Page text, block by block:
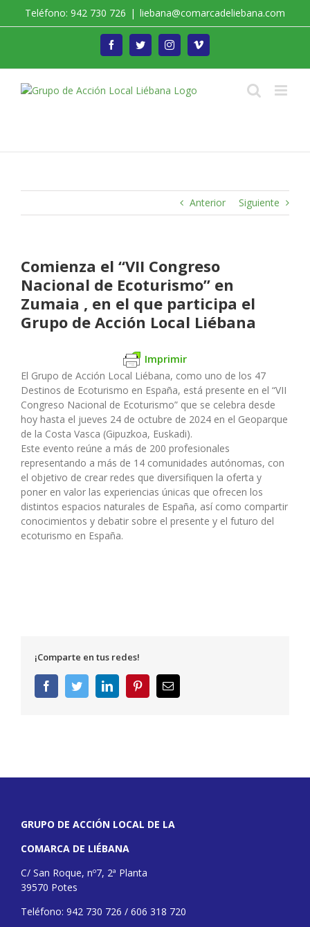
Teléfono: 942 730 726 | liebana@comarcadeliebana.com
FacebookTwitterInstagramVimeo
Anterior Siguiente
Comienza el “VII Congreso
Nacional de Ecoturismo” en
Zumaia , en el que participa el
Grupo de Acción Local Liébana
Imprimir
El Grupo de Acción Local Liébana, como uno de los 47
Destinos de Ecoturismo en España, está presente en el “VII
Congreso Nacional de Ecoturismo” que se celebra desde
hoy hasta el jueves 24 de octubre de 2024 en el Geoparque
de la Costa Vasca (Gipuzkoa, Euskadi).
Este evento reúne a más de 200 profesionales
representando a más de 14 comunidades autónomas, con
el objetivo de crear redes que diversifiquen la oferta y
poner en valor las experiencias únicas que ofrecen los
distintos espacios naturales de España, así como compartir
conocimientos y debatir sobre el presente y el futuro del
ecoturismo en España.
¡Comparte en tus redes!
FacebookTwitterLinkedInPinterestCorreo
electrónico
GRUPO DE ACCIÓN LOCAL DE LA
COMARCA DE LIÉBANA
C/ San Roque, nº7, 2ª Planta
39570 Potes
Teléfono: 942 730 726 / 606 318 720